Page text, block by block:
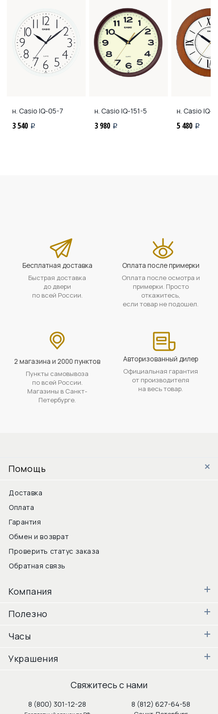
н. Casio IQ-05-7
3 540 i
н. Casio IQ-151-5
3 980 i
н. Casio IQ-
5 480 i
Бесплатная доставка
Быстрая доставка
до двери
по всей России.
Оплата после примерки
Оплата после осмотра и
примерки. Просто
откажитесь,
если товар не подошел.
2 магазина и 2000 пунктов
Пункты самовывоза
по всей России.
Магазины в Санкт-
Петербурге.
Авторизованный дилер
Официальная гарантия
от производителя
на весь товар.
Помощь
Доставка
Оплата
Гарантия
Обмен и возврат
Проверить статус заказа
Обратная связь
Компания
Полезно
Часы
Украшения
Свяжитесь с нами
8 (800) 301-12-28 8 (812) 627-64-58